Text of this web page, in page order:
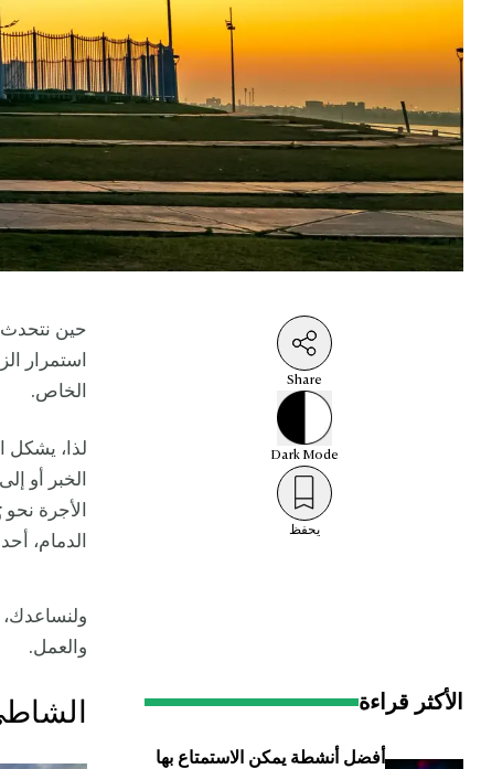
Share
DarkMode
يحفظ
الأكثر قراءة
أفضل أنشطة يمكن الاستمتاع بها
حين نتحدث
استمرار
الخاص.
الخبر أو
الدمام،
ولنساعدك،
والعمل.